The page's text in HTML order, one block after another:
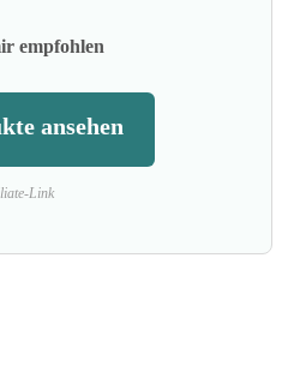
empfohlen
ansehen
Link